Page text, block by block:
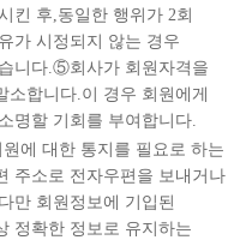
킨 후,동일한 행위가 2회
가 시정되지 않는 경우
니다.⑤회사가 회원자격을
합니다.이 경우 회원에게
명할 기회를 부여합니다.
에 대한 통지를 필요로 하는
주소로 전자우편을 보내거나
만 회원정보에 기입된
정확한 정보로 유지하는